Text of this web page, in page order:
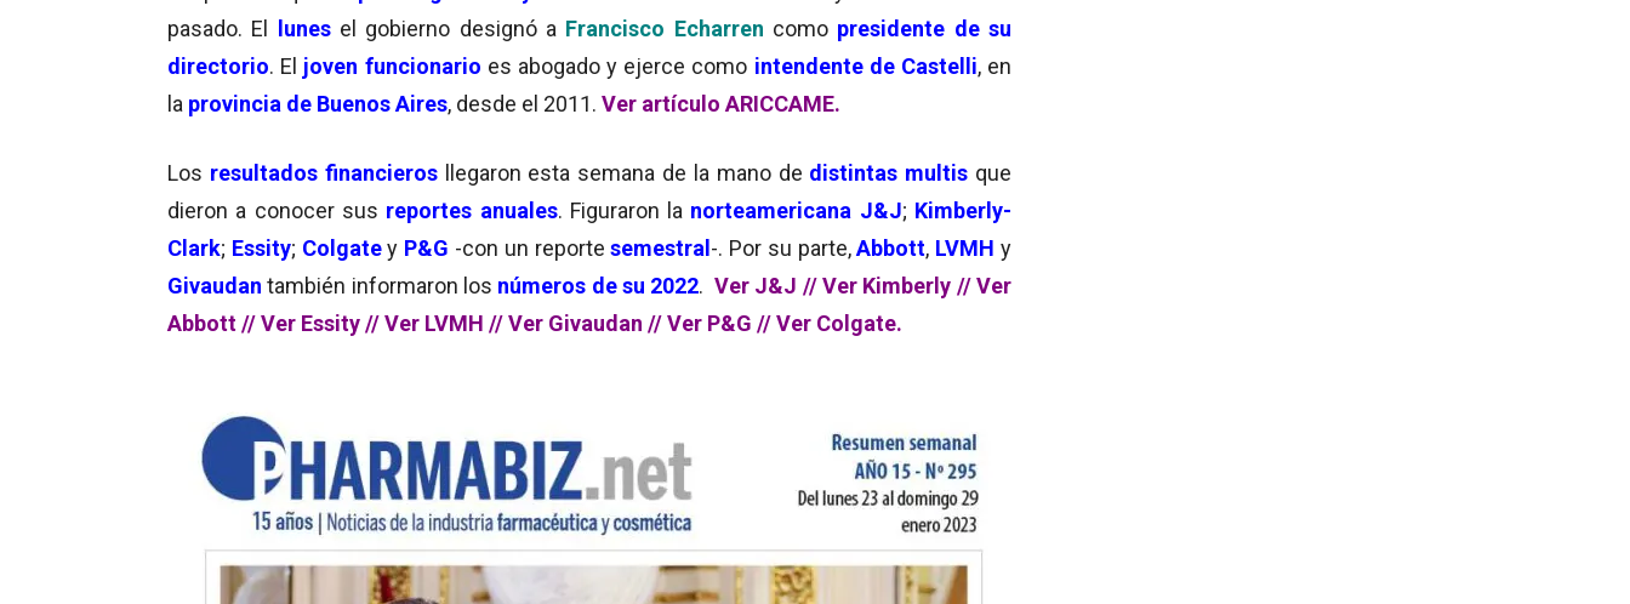
pasado. El lunesel gobierno designó a Francisco Echarren como presidente de su
directorio. El joven funcionario es abogado y ejerce como intendente de Castelli, en
la provincia de Buenos Aires, desde el 2011. Ver artículo ARICCAME.
Los resultados financierosllegaron esta semana de la mano de distintas multis que
dieron a conocer sus reportes anuales. Figuraron la norteamericana J&J; Kimberly-
Clark; Essity; Colgatey P&G -con un reportesemestral-. Por su parte, Abbott, LVMH y
Givaudan también informaron los números de su 2022.Ver J&J //Ver Kimberly //Ver
Abbott//Ver Essity//Ver LVMH //Ver Givaudan //Ver P&G //Ver Colgate.